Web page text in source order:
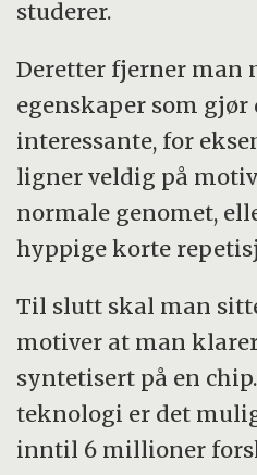
studerer.
Deretter fjerner man
egenskaper som
interessante, for
ligner veldig på
normale genomet,
hyppige korte
Til slutt skal man
motiver at man
syntetisert på en
teknologi er det
inntil 6 millioner